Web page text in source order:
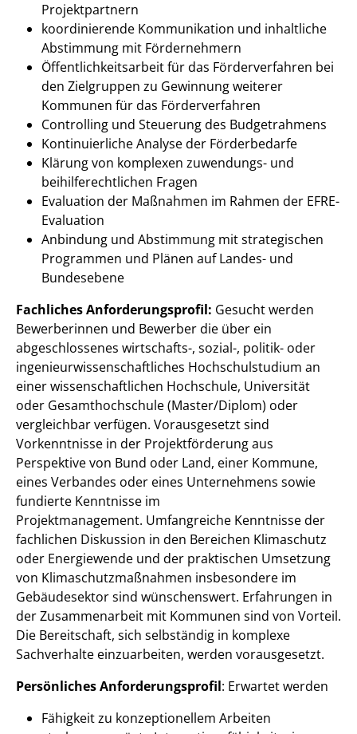
Projektpartnern
koordinierende Kommunikation und inhaltliche
Abstimmung mit Fördernehmern
Öffentlichkeitsarbeit für das Förderverfahren bei
den Zielgruppen zu Gewinnung weiterer
Kommunen für das Förderverfahren
Controlling und Steuerung des Budgetrahmens
Kontinuierliche Analyse der Förderbedarfe
Klärung von komplexen zuwendungs- und
beihilferechtlichen Fragen
Evaluation der Maßnahmen im Rahmen der EFRE-
Evaluation
Anbindung und Abstimmung mit strategischen
Programmen und Plänen auf Landes- und
Bundesebene
Fachliches Anforderungsprofil: Gesucht werden
Bewerberinnen und Bewerber die über ein
abgeschlossenes wirtschafts-, sozial-, politik- oder
ingenieurwissenschaftliches Hochschulstudium an
einer wissenschaftlichen Hochschule, Universität
oder Gesamthochschule (Master/Diplom) oder
vergleichbar verfügen. Vorausgesetzt sind
Vorkenntnisse in der Projektförderung aus
Perspektive von Bund oder Land, einer Kommune,
eines Verbandes oder eines Unternehmens sowie
fundierte Kenntnisse im
Projektmanagement. Umfangreiche Kenntnisse der
fachlichen Diskussion in den Bereichen Klimaschutz
oder Energiewende und der praktischen Umsetzung
von Klimaschutzmaßnahmen insbesondere im
Gebäudesektor sind wünschenswert. Erfahrungen in
der Zusammenarbeit mit Kommunen sind von Vorteil.
Die Bereitschaft, sich selbständig in komplexe
Sachverhalte einzuarbeiten, werden vorausgesetzt.
Persönliches Anforderungsprofil: Erwartet werden
Fähigkeit zu konzeptionellem Arbeiten